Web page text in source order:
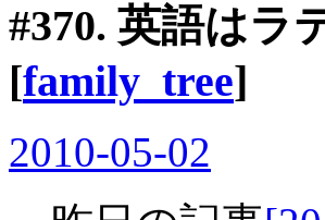
#370. 英語はラ
[family_tree]
2010-05-02